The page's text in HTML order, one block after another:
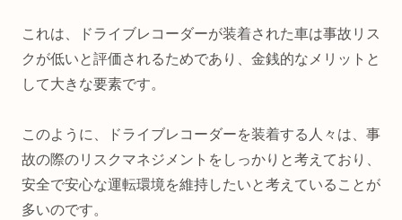
これは、ドライブレコーダーが装着された車は事故リス
クが低いと評価されるためであり、金銭的なメリットと
して大きな要素です。
このように、ドライブレコーダーを装着する人々は、事
故の際のリスクマネジメントをしっかりと考えており、
安全で安心な運転環境を維持したいと考えていることが
多いのです。